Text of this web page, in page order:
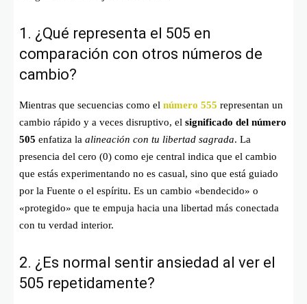
1. ¿Qué representa el 505 en
comparación con otros números de
cambio?
Mientras que secuencias como el número 555 representan un
cambio rápido y a veces disruptivo, el significado del número
505 enfatiza la alineación con tu libertad sagrada. La
presencia del cero (0) como eje central indica que el cambio
que estás experimentando no es casual, sino que está guiado
por la Fuente o el espíritu. Es un cambio «bendecido» o
«protegido» que te empuja hacia una libertad más conectada
con tu verdad interior.
2. ¿Es normal sentir ansiedad al ver el
505 repetidamente?